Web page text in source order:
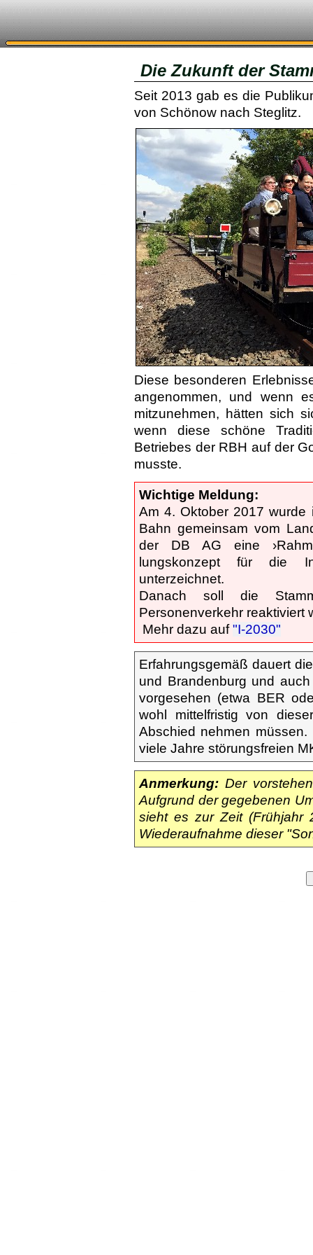
Die Zukunft der
Seit 2013 gab es die
von Schönow nach Steglitz.
Diese besonderen
angenommen, und wenn
mitzunehmen, hätten sich
wenn diese schöne
Betriebes der RBH auf der
musste.
Wichtige Meldung:
Am 4. Oktober 2017 wurde
Bahn gemeinsam vom
der DB AG eine
lungskonzept für die
unterzeichnet.
Danach soll die
Personenverkehr reaktiviert
Mehr dazu auf"I-2030"
Erfahrungsgemäß dauert
und Brandenburg und
vorgesehen (etwa BER
wohl mittelfristig von
Abschied nehmen
viele Jahre störungsfreien
Anmerkung: Der
Aufgrund der gegebenen
sieht es zur Zeit (Frühjahr
Wiederaufnahme dieser